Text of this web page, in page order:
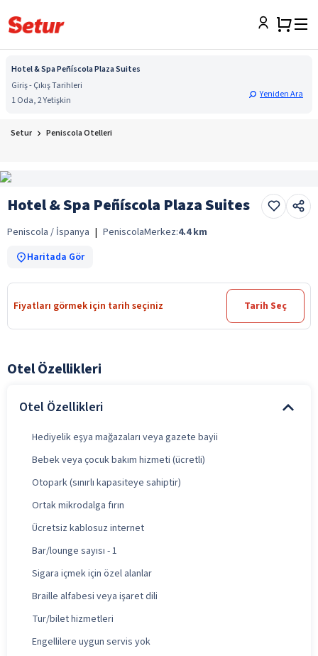
Hotel & Spa Peñíscola Plaza Suites
Giriş - Çıkış Tarihleri
1 Oda, 2 Yetişkin
Yeniden Ara
Setur Peniscola Otelleri
Hotel & Spa Peñíscola Plaza Suites
Peniscola / İspanya | PeniscolaMerkez:4.4 km
Haritada Gör
Fiyatları görmek için tarih seçiniz Tarih Seç
Otel Özellikleri
Otel Özellikleri
Hediyelik eşya mağazaları veya gazete bayii
Bebek veya çocuk bakım hizmeti (ücretli)
Otopark (sınırlı kapasiteye sahiptir)
Ortak mikrodalga fırın
Ücretsiz kablosuz internet
Bar/lounge sayısı - 1
Sigara içmek için özel alanlar
Braille alfabesi veya işaret dili
Tur/bilet hizmetleri
Engellilere uygun servis yok